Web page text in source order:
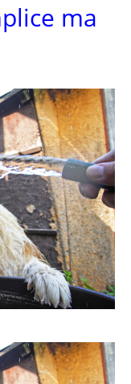
ma